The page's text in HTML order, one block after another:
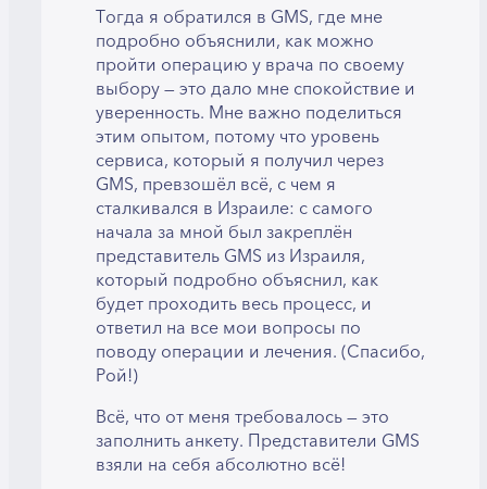
Тогда я обратился в GMS, где мне
подробно объяснили, как можно
пройти операцию у врача по своему
выбору — это дало мне спокойствие и
уверенность. Мне важно поделиться
этим опытом, потому что уровень
сервиса, который я получил через
GMS, превзошёл всё, с чем я
сталкивался в Израиле: с самого
начала за мной был закреплён
представитель GMS из Израиля,
который подробно объяснил, как
будет проходить весь процесс, и
ответил на все мои вопросы по
поводу операции и лечения. (Спасибо,
Рой!)
Всё, что от меня требовалось — это
заполнить анкету. Представители GMS
взяли на себя абсолютно всё!